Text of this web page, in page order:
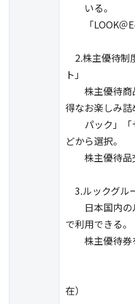
いる。
「LOOK＠E-
2.株主優待制
ト」
株主優待商
得なお楽しみ詰
パック」「
どから選択。
株主優待品
3.ルックグル
日本国内の
で利用できる。
株主優待券
（
在）